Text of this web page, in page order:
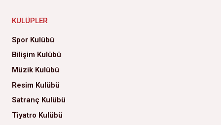
KULÜPLER
Spor Kulübü
Bilişim Kulübü
Müzik Kulübü
Resim Kulübü
Satranç Kulübü
Tiyatro Kulübü